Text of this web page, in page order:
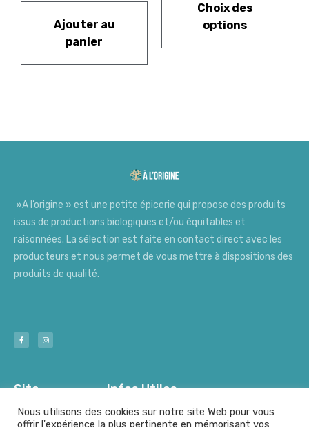
Ajouter au
panier
Choix des
options
»A l’origine » est une petite épicerie qui propose des produits
issus de productions biologiques et/ou équitables et
raisonnées. La sélection est faite en contact direct avec les
producteurs et nous permet de vous mettre à dispositions des
produits de qualité.
Site Infos Utiles
Nous utilisons des cookies sur notre site Web pour vous
offrir l'expérience la plus pertinente en mémorisant vos